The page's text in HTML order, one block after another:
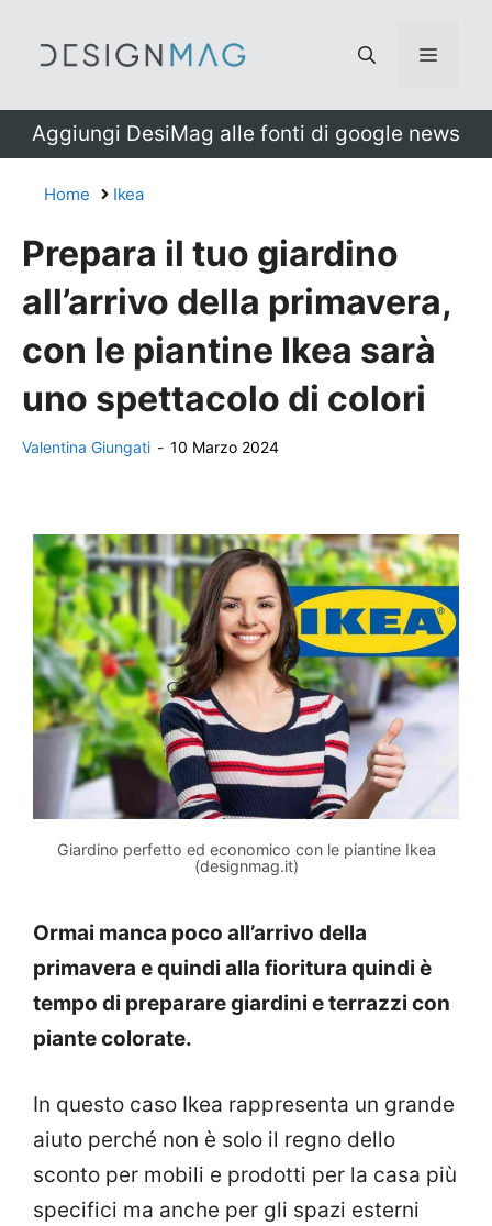
Menu
Aggiungi DesiMag alle fonti di google news
Home Ikea
Prepara il tuo giardino
all’arrivo della primavera,
con le piantine Ikea sarà
uno spettacolo di colori
Valentina Giungati - 10 Marzo 2024
Giardino perfetto ed economico con le piantine Ikea
(designmag.it)
Ormai manca poco all’arrivo della
primavera e quindi alla fioritura quindi è
tempo di preparare giardini e terrazzi con
piante colorate.
In questo caso Ikea rappresenta un grande
aiuto perché non è solo il regno dello
sconto per mobili e prodotti per la casa più
specifici ma anche per gli spazi esterni